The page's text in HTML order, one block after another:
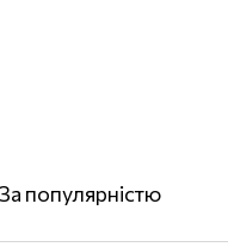
За популярністю